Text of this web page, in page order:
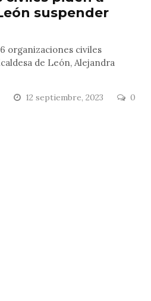
suspender
organizaciones civiles
de León, Alejandra
12 septiembre, 2023 0